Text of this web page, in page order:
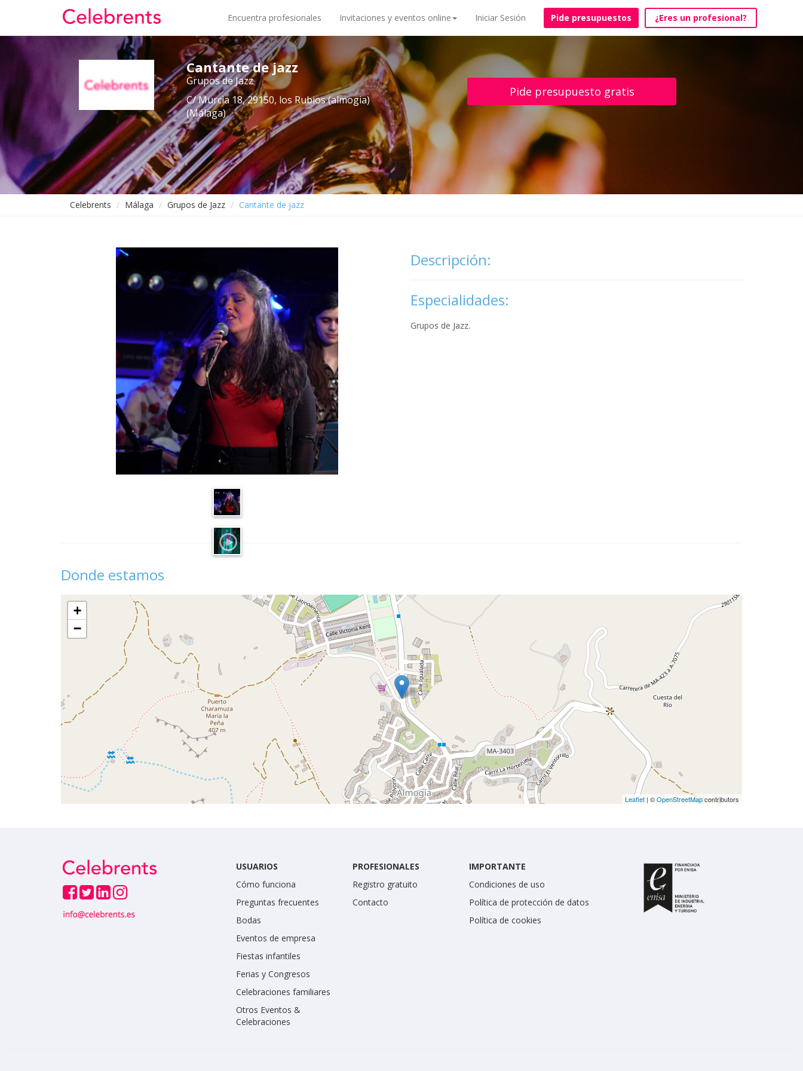
Encuentra profesionales Invitaciones y eventos online Iniciar Sesión Pide presupuestos ¿Eres un profesional?
Cantante de jazz
Grupos de Jazz
C/ Murcia 18, 29150, los Rubios (almogia)
(Málaga)
Pide presupuesto gratis
Celebrents Málaga Grupos de Jazz Cantante de jazz
Descripción:
Especialidades:
Grupos de Jazz.
Donde estamos
+
−
Leaflet | ©OpenStreetMapcontributors
USUARIOS
Cómo funciona
Preguntas frecuentes
Bodas
Eventos de empresa
Fiestas infantiles
Ferias y Congresos
Celebraciones familiares
Otros Eventos &
Celebraciones
PROFESIONALES
Registro gratuito
Contacto
IMPORTANTE
Condiciones de uso
Política de protección de datos
Política de cookies